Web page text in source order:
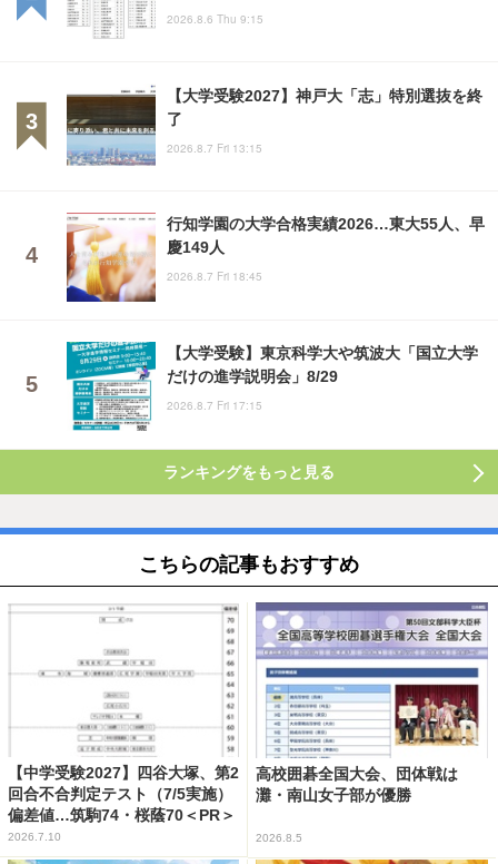
2026.8.6 Thu 9:15
【大学受験2027】神戸大「志」特別選抜を終
了
2026.8.7 Fri 13:15
行知学園の大学合格実績2026…東大55人、早
慶149人
2026.8.7 Fri 18:45
【大学受験】東京科学大や筑波大「国立大学
だけの進学説明会」8/29
2026.8.7 Fri 17:15
ランキングをもっと見る
こちらの記事もおすすめ
【中学受験2027】四谷大塚、第2
回合不合判定テスト（7/5実施）
偏差値…筑駒74・桜蔭70＜PR＞
2026.7.10
高校囲碁全国大会、団体戦は
灘・南山女子部が優勝
2026.8.5